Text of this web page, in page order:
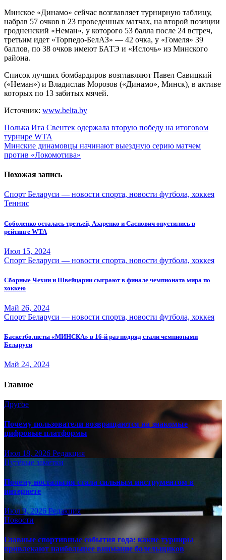
Минское «Динамо» сейчас возглавляет турнирную таблицу,
набрав 57 очков в 23 проведенных матчах, на второй позиции
гродненский «Неман», у которого 53 балла после 24 встреч,
третьим идет «Торпедо-БелАЗ» — 42 очка, у «Гомеля» 39
баллов, по 38 очков имеют БАТЭ и «Ислочь» из Минского
района.
Список лучших бомбардиров возглавляют Павел Савицкий
(«Неман») и Владислав Морозов («Динамо», Минск), в активе
которых по 13 забитых мячей.
Источник: www.belta.by
Навигация
по
записям
Полька Ига Свентек одержала вторую победу на итоговом
турнире WTA
Минские динамовцы начинают выездную серию матчем
против «Локомотива»
Похожая запись
Спорт Беларуси — новости спорта, новости футбола, хоккея
Теннис
Соболенко осталась третьей, Азаренко и Саснович опустились в
рейтинге WTA
Июл 15, 2024
Спорт Беларуси — новости спорта, новости футбола, хоккея
Сборные Чехии и Швейцарии сыграют в финале чемпионата мира по
хоккею
Май 26, 2024
Спорт Беларуси — новости спорта, новости футбола, хоккея
Баскетболисты «МИНСКА» в 16-й раз подряд стали чемпионами
Беларуси
Май 24, 2024
Главное
Другое
Почему пользователи возвращаются на знакомые
цифровые платформы
Июл 18, 2026 Редакция
Путёвые заметки
Почему ностальгия стала сильным инструментом в
интернете
Июл 9, 2026 Редакция
Новости
Главные спортивные события года: какие турниры
привлекают наибольшее внимание болельщиков